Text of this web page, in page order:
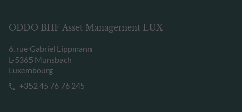
ODDO BHF Asset Management LUX
6, rue Gabriel Lippmann
L-5365 Munsbach
Luxembourg
+352 45 76 76 245